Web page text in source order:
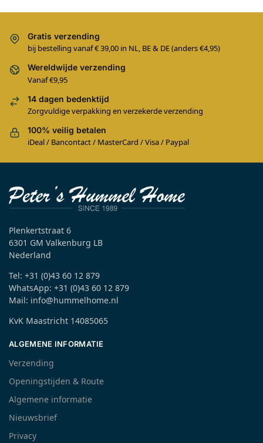
Gratis verzending
bij bestelling vanaf € 39,00 in NL, BE & DE (anders €4,95)
Wereldwijde verzending
Vanaf €9,95
14 dagen bedenktijd
Zorgvuldige verpakking en verzekerde verzending
100% veilig betalen
iDeal / Bancontact / MasterCard / Visa / Paypal
Plenkertstraat 6
6301 GM Valkenburg LB
Nederland
Tel: +31 (0)43 60 12 879
WhatsApp: +31 (0)43 60 12 879
Mail: info@hummelhome.nl
KvK Maastricht 14085065
ALGEMENE INFORMATIE
Verzending
Openingstijden & Route
Algemene informatie
Nieuwsbrief
Privacy